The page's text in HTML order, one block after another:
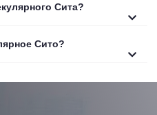
Сита?
Сито?